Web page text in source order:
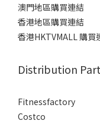
澳門地區購買連結
香港地區購買連結
香港HKTVMALL 購買
Distribution
Fitnessfactory
Costco